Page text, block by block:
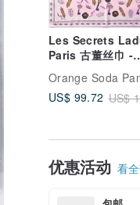
Les Secrets
Paris 古董丝巾 -
Orange Soda
US$ 99.72 US$
优惠活动 看